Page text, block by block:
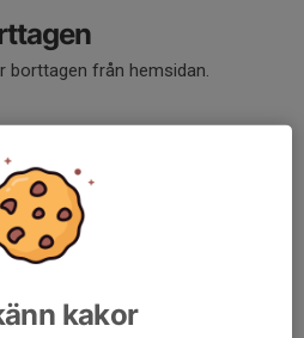
borttagen från hemsidan.
kakor